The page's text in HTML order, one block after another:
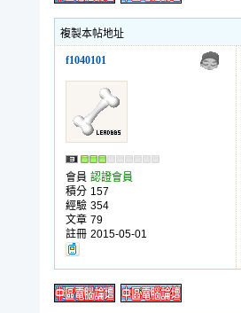
複製本帖地址
f1040101
會員 認證會員
積分 157
經驗 354
文章 79
註冊 2015-05-01